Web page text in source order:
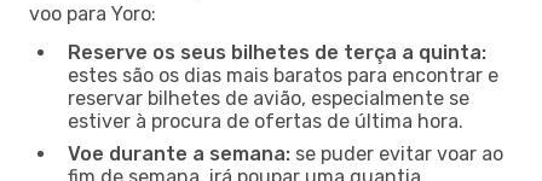
voo para Yoro:
Reserve os seus bilhetes de terça a quinta:
estes são os dias mais baratos para encontrar e
reservar bilhetes de avião, especialmente se
estiver à procura de ofertas de última hora.
Voe durante a semana: se puder evitar voar ao